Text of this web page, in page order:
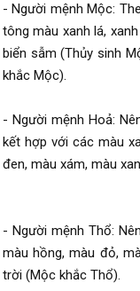
- Người mệnh Mộc:
tông màu xanh lá,
biển sẫm (Thủy sinh
khắc Mộc).
- Người mệnh Hoả:
kết hợp với các màu
đen, màu xám, màu
- Người mệnh Thổ:
màu hồng, màu đỏ,
trời (Mộc khắc Thổ).